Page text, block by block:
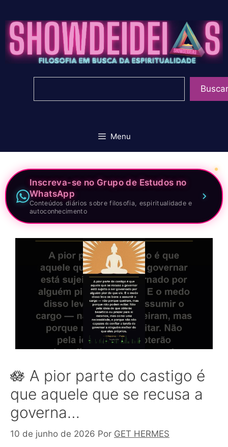
para
conteúdo
Buscar
Menu
Inscreva-se no Grupo de Estudos no
WhatsApp
Conteúdos diários sobre filosofia, espiritualidade e
autoconhecimento
🪷 A pior parte do castigo é
que aquele que se recusa a
governa…
10 de junho de 2026 Por GET HERMES